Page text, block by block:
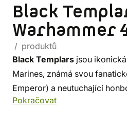
Black
Warhammer
/ produktů
Black Templars jsou
Marines, známá svou
Emperor) a neutuchající
nepřátel lidstva. Jsou nástupci
Pokračovat